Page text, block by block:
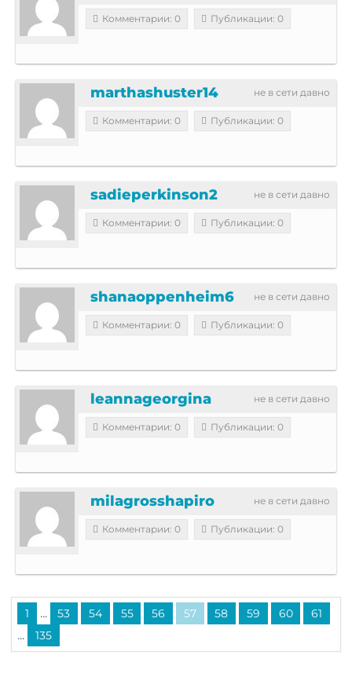
Комментарии: 0 Публикации: 0
не в сети давно
marthashuster14
Комментарии: 0 Публикации: 0
не в сети давно
sadieperkinson2
Комментарии: 0 Публикации: 0
не в сети давно
shanaoppenheim6
Комментарии: 0 Публикации: 0
не в сети давно
leannageorgina
Комментарии: 0 Публикации: 0
не в сети давно
milagrosshapiro
Комментарии: 0 Публикации: 0
1 ... 53 54 55 56 57 58 59 60 61
... 135